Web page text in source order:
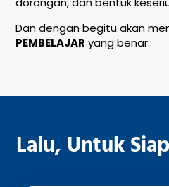
Dan dengan begitu akan
PEMBELAJAR yang benar.
Lalu, Untuk